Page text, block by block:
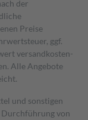
der
Preise
ggf.
versand­kosten­
Alle Angebote
und sonstigen
von